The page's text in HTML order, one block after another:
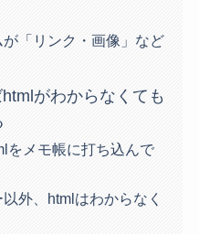
「リンク・画像」など
がわからなくても
をメモ帳に打ち込んで
外、htmlはわからなく